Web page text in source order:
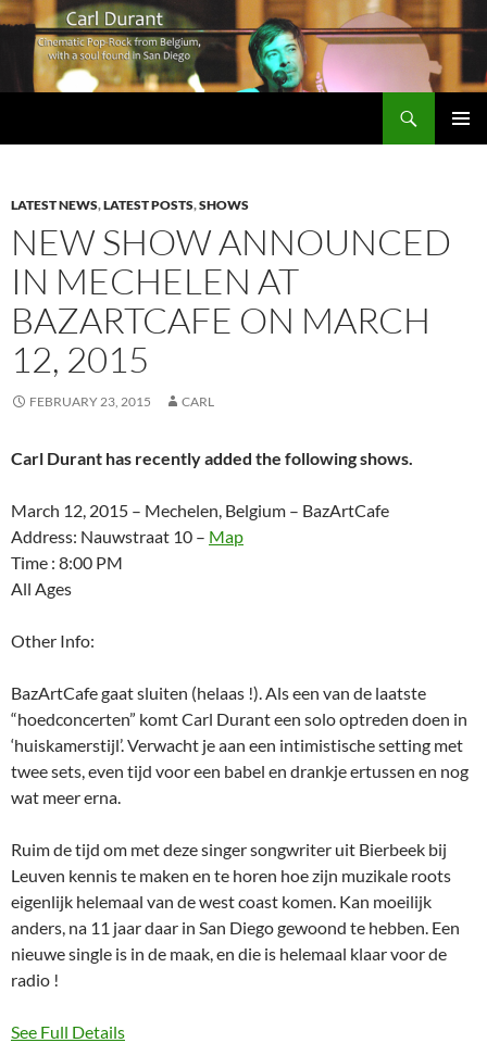
LATEST NEWS,LATEST POSTS,SHOWS
NEW SHOW ANNOUNCED
IN MECHELEN AT
BAZARTCAFE ON MARCH
12, 2015
FEBRUARY 23, 2015 CARL
Carl Durant has recently added the following shows.
March 12, 2015 – Mechelen, Belgium – BazArtCafe
Address: Nauwstraat 10 – Map
Time : 8:00 PM
All Ages
Other Info:
BazArtCafe gaat sluiten (helaas !). Als een van de laatste
“hoedconcerten” komt Carl Durant een solo optreden doen in
‘huiskamerstijl’. Verwacht je aan een intimistische setting met
twee sets, even tijd voor een babel en drankje ertussen en nog
wat meer erna.
Ruim de tijd om met deze singer songwriter uit Bierbeek bij
Leuven kennis te maken en te horen hoe zijn muzikale roots
eigenlijk helemaal van de west coast komen. Kan moeilijk
anders, na 11 jaar daar in San Diego gewoond te hebben. Een
nieuwe single is in de maak, en die is helemaal klaar voor de
radio !
See Full Details